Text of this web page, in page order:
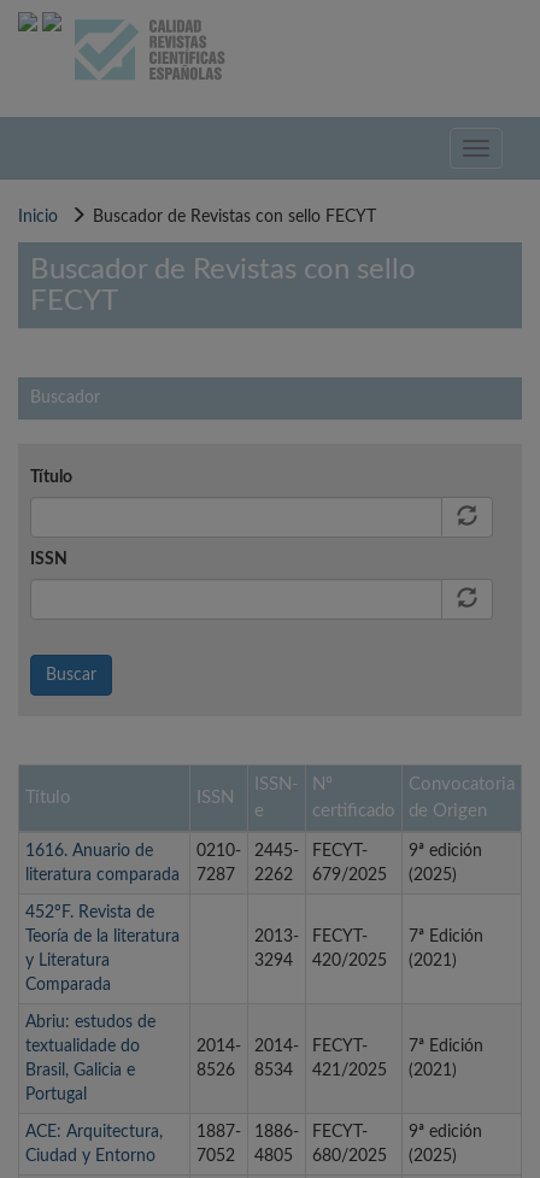
Pasar
Toggle
Inicio Buscador de Revistas con sello FECYT
Buscador de Revistas con sello
FECYT
Buscador
Título
ISSN
Buscar
Título ISSN
ISSN-
e
Nº
certificado
Convocatoria
de Origen
1616. Anuario de
literatura comparada
0210-
7287
2445-
2262
FECYT-
679/2025
9ª edición
(2025)
452ºF. Revista de
Teoría de la literatura
y Literatura
Comparada
2013-
3294
FECYT-
420/2025
7ª Edición
(2021)
Abriu: estudos de
textualidade do
Brasil, Galicia e
Portugal
2014-
8526
2014-
8534
FECYT-
421/2025
7ª Edición
(2021)
ACE: Arquitectura,
Ciudad y Entorno
1887-
7052
1886-
4805
FECYT-
680/2025
9ª edición
(2025)